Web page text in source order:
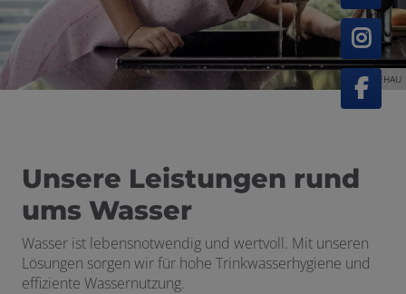
©REHAU
Unsere Leistungen rund
ums Wasser
Wasser ist lebensnotwendig und wertvoll. Mit unseren
Lösungen sorgen wir für hohe Trinkwasserhygiene und
effiziente Wassernutzung.
schließen
und schließen